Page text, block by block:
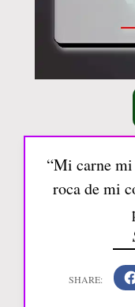
“Mi carne
roca de mi